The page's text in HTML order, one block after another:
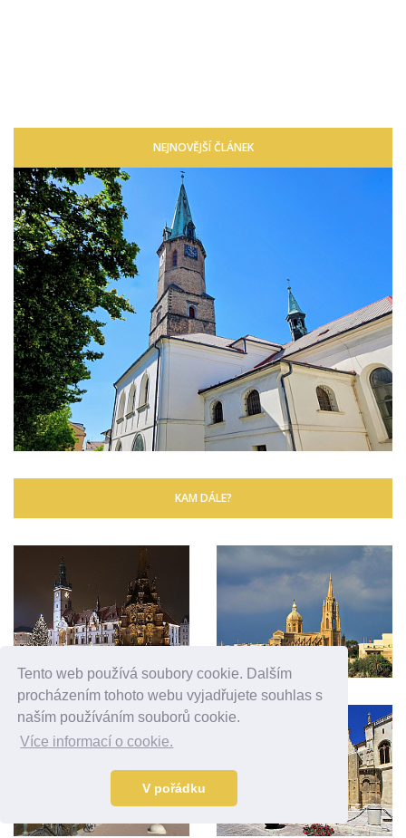
Tento web používá soubory cookie. Dalším
procházením tohoto webu vyjadřujete souhlas s
naším používáním souborů cookie.
Více informací o cookie.
V pořádku
NEJNOVĚJŠÍ ČLÁNEK
KAM DÁLE?